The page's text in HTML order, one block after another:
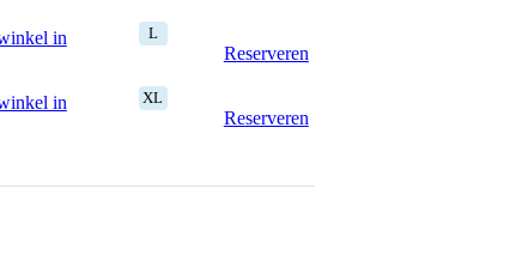
in
L
Reserveren
in
XL
Reserveren